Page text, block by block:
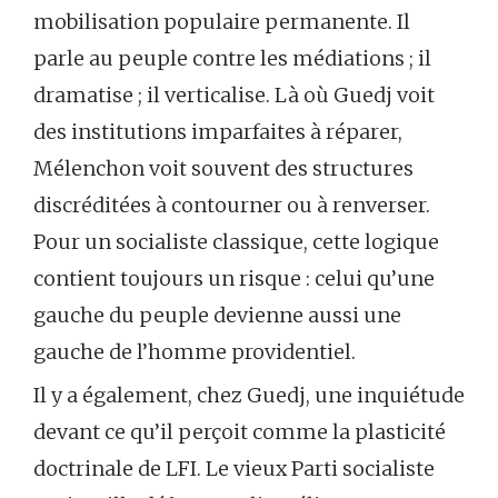
mobilisation populaire permanente. Il
parle au peuple contre les médiations ; il
dramatise ; il verticalise. Là où Guedj voit
des institutions imparfaites à réparer,
Mélenchon voit souvent des structures
discréditées à contourner ou à renverser.
Pour un socialiste classique, cette logique
contient toujours un risque : celui qu’une
gauche du peuple devienne aussi une
gauche de l’homme providentiel.
Il y a également, chez Guedj, une inquiétude
devant ce qu’il perçoit comme la plasticité
doctrinale de LFI. Le vieux Parti socialiste